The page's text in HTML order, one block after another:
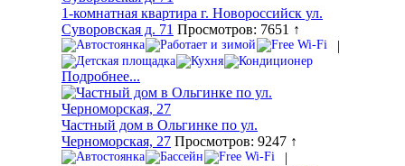
1-комнатная квартира г. Новороссийск ул.
Суворовская д. 71 Просмотров: 7651 ↑
|
Подробнее...
Частный дом в Ольгинке по ул.
Черноморская, 27 Просмотров: 9247 ↑
|